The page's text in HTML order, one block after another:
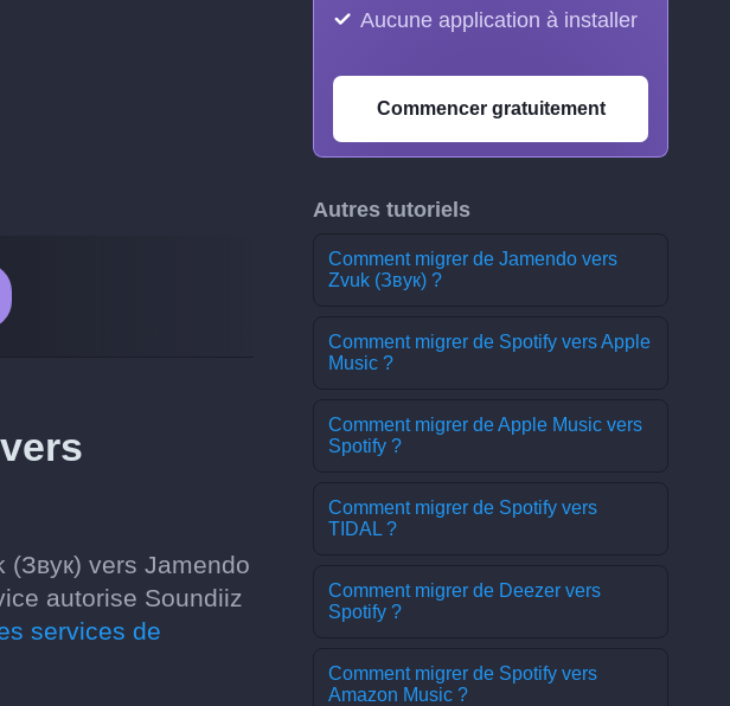
vers Jamendo
autorise Soundiiz
services de
Aucune application à installer
Commencer gratuitement
Autres tutoriels
Comment migrer de Jamendo vers
Zvuk (Звук) ?
Comment migrer de Spotify vers Apple
Music ?
Comment migrer de Apple Music vers
Spotify ?
Comment migrer de Spotify vers
TIDAL ?
Comment migrer de Deezer vers
Spotify ?
Comment migrer de Spotify vers
Amazon Music ?